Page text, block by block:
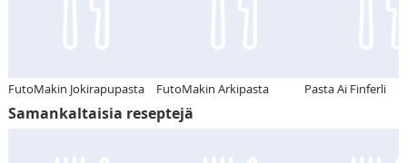
FutoMakin Jokirapupasta FutoMakin Arkipasta Pasta Ai Finferli
Samankaltaisia reseptejä